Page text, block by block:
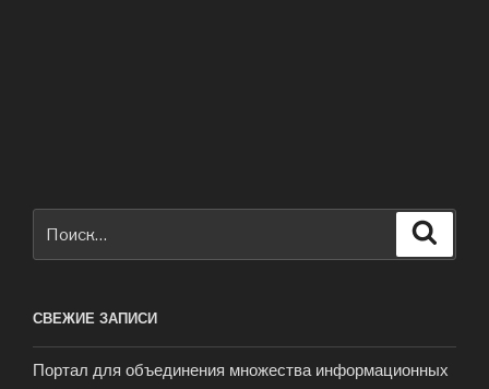
СВЕЖИЕ ЗАПИСИ
Портал для объединения множества информационных